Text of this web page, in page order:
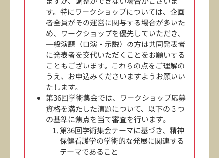
す。特にワークショップについては、企画
者全員がその運営に関与する場合が多いた
め、ワークショップを優先していただき、
一般演題（口演・示説）の方は共同発表者
に発表者を交代いただくことをお願いする
こともございます。これらの点をご理解の
うえ、お申込みくださいますようお願いい
たします。
第36回学術集会では、ワークショップ応募
資格を満たした演題について、以下の３つ
の基準に焦点を当て審査を行います。
第36回学術集会テーマに基づき、精神
保健看護学の学術的な発展に関連する
テーマであること